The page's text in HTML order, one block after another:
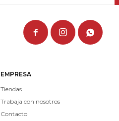
EMPRESA
Tiendas
Trabaja con nosotros
Contacto
  